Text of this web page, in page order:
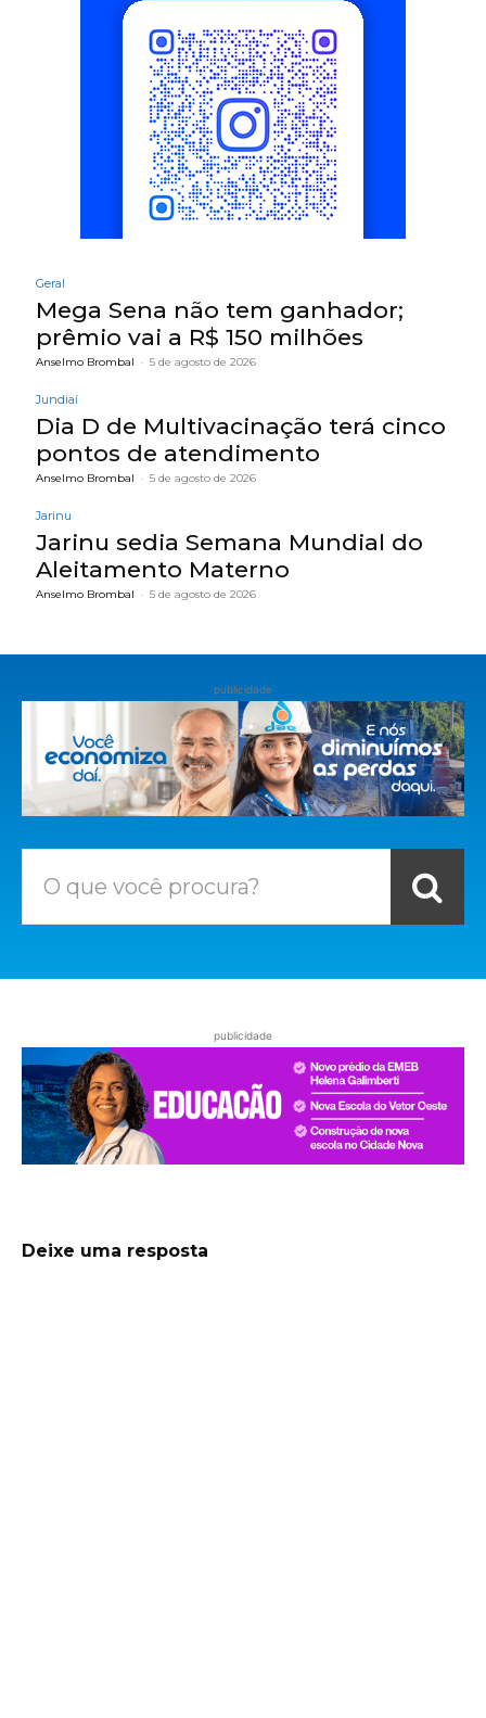
Geral
Mega Sena não tem ganhador;
prêmio vai a R$ 150 milhões
Anselmo Brombal - 5 de agosto de 2026
Jundiaí
Dia D de Multivacinação terá cinco
pontos de atendimento
Anselmo Brombal - 5 de agosto de 2026
Jarinu
Jarinu sedia Semana Mundial do
Aleitamento Materno
Anselmo Brombal - 5 de agosto de 2026
publicidade
O que você procura?
publicidade
Deixe uma resposta